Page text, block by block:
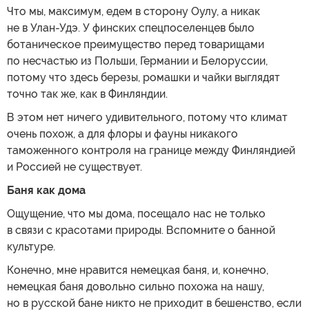
Что мы, максимум, едем в сторону Оулу, а никак
не в Улан-Удэ. У финских спецпоселенцев было
ботаническое преимущество перед товарищами
по несчастью из Польши, Германии и Белоруссии,
потому что здесь березы, ромашки и чайки выглядят
точно так же, как в Финляндии.
В этом нет ничего удивительного, потому что климат
очень похож, а для флоры и фауны никакого
таможенного контроля на границе между Финляндией
и Россией не существует.
Баня как дома
Ощущение, что мы дома, посещало нас не только
в связи с красотами природы. Вспомните о банной
культуре.
Конечно, мне нравится немецкая баня, и, конечно,
немецкая баня довольно сильно похожа на нашу,
но в русской бане никто не приходит в бешенство, если